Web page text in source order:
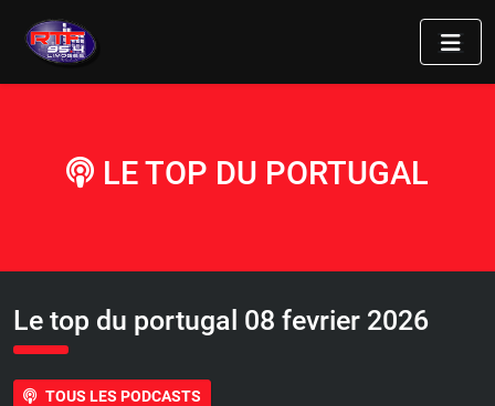
LE TOP DU PORTUGAL
Le top du portugal 08 fevrier 2026
TOUS LES PODCASTS